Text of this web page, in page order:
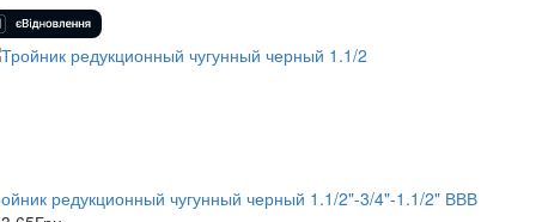
редукционный чугунный черный 1.1/2"-3/4"-1.1/2" ВВВ